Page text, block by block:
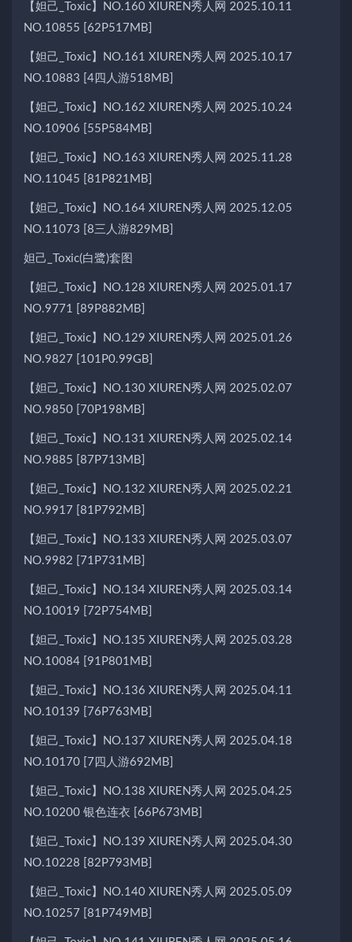
【妲己_Toxic】NO.160 XIUREN秀人网 2025.10.11
NO.10855 [62P517MB]
【妲己_Toxic】NO.161 XIUREN秀人网 2025.10.17
NO.10883 [4四人游518MB]
【妲己_Toxic】NO.162 XIUREN秀人网 2025.10.24
NO.10906 [55P584MB]
【妲己_Toxic】NO.163 XIUREN秀人网 2025.11.28
NO.11045 [81P821MB]
【妲己_Toxic】NO.164 XIUREN秀人网 2025.12.05
NO.11073 [8三人游829MB]
妲己_Toxic(白鹭)套图
【妲己_Toxic】NO.128 XIUREN秀人网 2025.01.17
NO.9771 [89P882MB]
【妲己_Toxic】NO.129 XIUREN秀人网 2025.01.26
NO.9827 [101P0.99GB]
【妲己_Toxic】NO.130 XIUREN秀人网 2025.02.07
NO.9850 [70P198MB]
【妲己_Toxic】NO.131 XIUREN秀人网 2025.02.14
NO.9885 [87P713MB]
【妲己_Toxic】NO.132 XIUREN秀人网 2025.02.21
NO.9917 [81P792MB]
【妲己_Toxic】NO.133 XIUREN秀人网 2025.03.07
NO.9982 [71P731MB]
【妲己_Toxic】NO.134 XIUREN秀人网 2025.03.14
NO.10019 [72P754MB]
【妲己_Toxic】NO.135 XIUREN秀人网 2025.03.28
NO.10084 [91P801MB]
【妲己_Toxic】NO.136 XIUREN秀人网 2025.04.11
NO.10139 [76P763MB]
【妲己_Toxic】NO.137 XIUREN秀人网 2025.04.18
NO.10170 [7四人游692MB]
【妲己_Toxic】NO.138 XIUREN秀人网 2025.04.25
NO.10200 银色连衣 [66P673MB]
【妲己_Toxic】NO.139 XIUREN秀人网 2025.04.30
NO.10228 [82P793MB]
【妲己_Toxic】NO.140 XIUREN秀人网 2025.05.09
NO.10257 [81P749MB]